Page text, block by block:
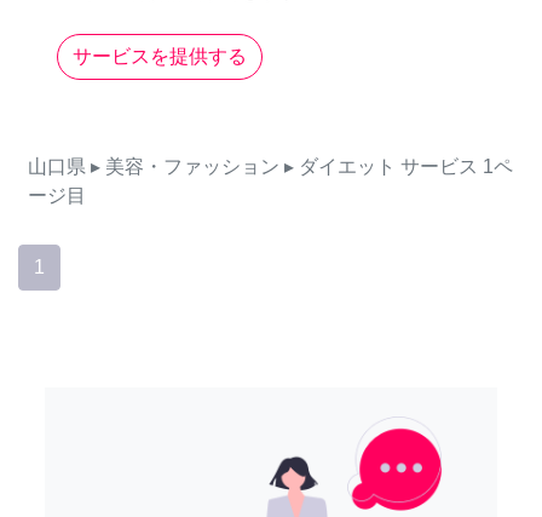
サービスを提供する
山口県 ▸ 美容・ファッション ▸ ダイエット サービス 1ペ
ージ目
1